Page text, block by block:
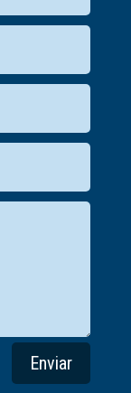
Enviar